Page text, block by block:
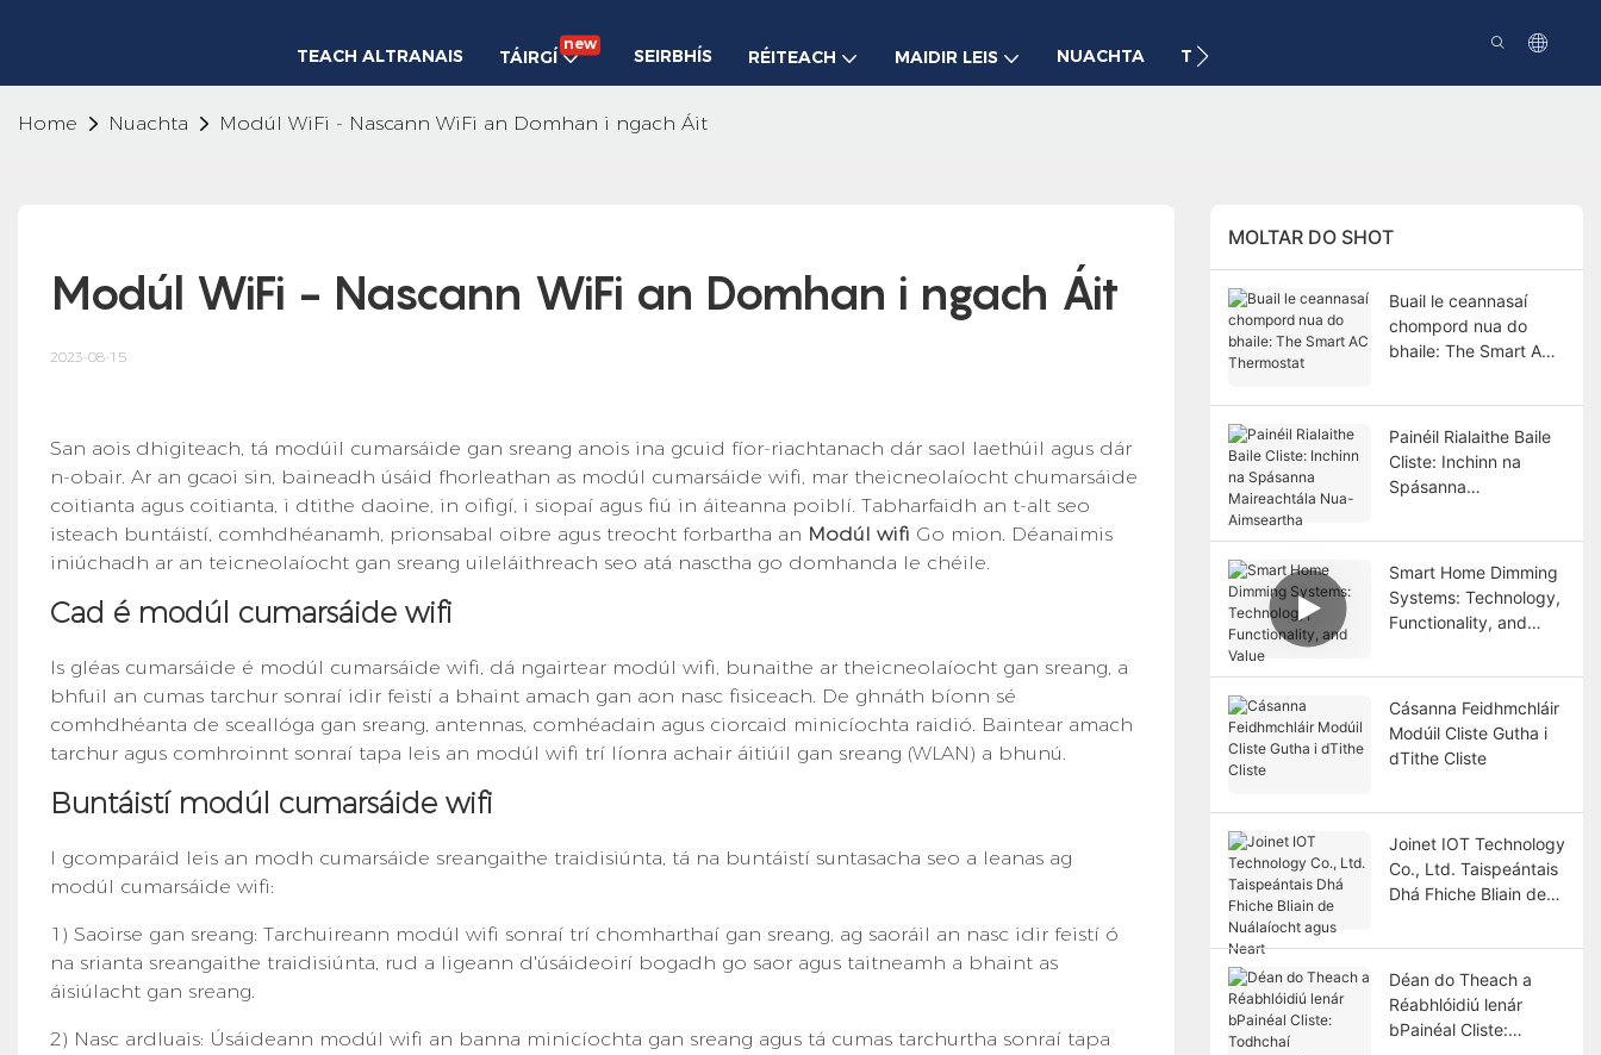
TEACH ALTRANAIS TÁIRGÍ
new
SEIRBHÍS RÉITEACH MAIDIR LEIS NUACHTA TEAGMHÁIL
Home Nuachta Modúl WiFi - Nascann WiFi an Domhan i ngach Áit
Modúl WiFi - Nascann WiFi an Domhan i ngach Áit
2023-08-15
San aois dhigiteach, tá modúil cumarsáide gan sreang anois ina gcuid fíor-riachtanach dár saol laethúil agus dár
n-obair. Ar an gcaoi sin, baineadh úsáid fhorleathan as modúl cumarsáide wifi, mar theicneolaíocht chumarsáide
coitianta agus coitianta, i dtithe daoine, in oifigí, i siopaí agus fiú in áiteanna poiblí. Tabharfaidh an t-alt seo
isteach buntáistí, comhdhéanamh, prionsabal oibre agus treocht forbartha an Modúl wifi Go mion. Déanaimis
iniúchadh ar an teicneolaíocht gan sreang uileláithreach seo atá nasctha go domhanda le chéile.
Cad é modúl cumarsáide wifi
Is gléas cumarsáide é modúl cumarsáide wifi, dá ngairtear modúl wifi, bunaithe ar theicneolaíocht gan sreang, a
bhfuil an cumas tarchur sonraí idir feistí a bhaint amach gan aon nasc fisiceach. De ghnáth bíonn sé
comhdhéanta de sceallóga gan sreang, antennas, comhéadain agus ciorcaid minicíochta raidió. Baintear amach
tarchur agus comhroinnt sonraí tapa leis an modúl wifi trí líonra achair áitiúil gan sreang (WLAN) a bhunú.
Buntáistí modúl cumarsáide wifi
I gcomparáid leis an modh cumarsáide sreangaithe traidisiúnta, tá na buntáistí suntasacha seo a leanas ag
modúl cumarsáide wifi:
1) Saoirse gan sreang: Tarchuireann modúl wifi sonraí trí chomharthaí gan sreang, ag saoráil an nasc idir feistí ó
na srianta sreangaithe traidisiúnta, rud a ligeann d'úsáideoirí bogadh go saor agus taitneamh a bhaint as
áisiúlacht gan sreang.
2) Nasc ardluais: Úsáideann modúl wifi an banna minicíochta gan sreang agus tá cumas tarchurtha sonraí tapa
MOLTAR DO SHOT
Buail le ceannasaí
chompord nua do
bhaile: The Smart AC
Painéil Rialaithe Baile
Cliste: Inchinn na
Spásanna
Aimseartha
Smart Home Dimming
Systems: Technology,
Functionality, and
Cásanna Feidhmchláir
Modúil Cliste Gutha i
dTithe Cliste
Joinet IOT Technology
Co., Ltd. Taispeántais
Dhá Fhiche Bliain de
Déan do Theach a
Réabhlóidiú lenár
bPainéal Cliste: